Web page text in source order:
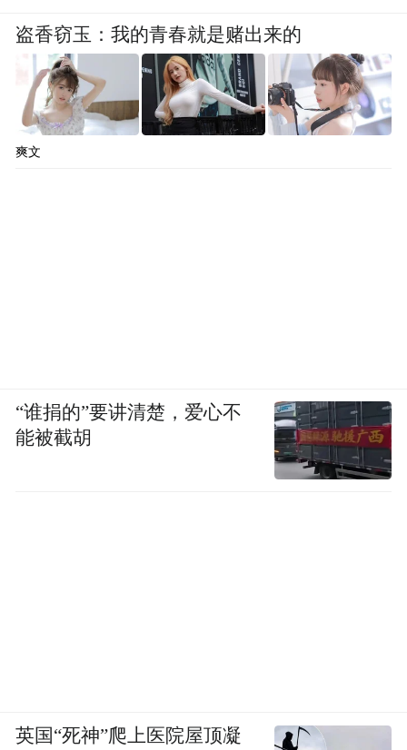
盗香窃玉：我的青春就是赌出来的
爽文
“谁捐的”要讲清楚，爱心不
能被截胡
英国“死神”爬上医院屋顶凝